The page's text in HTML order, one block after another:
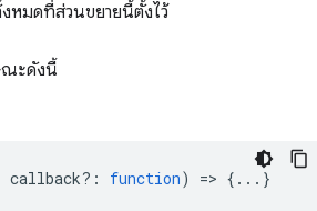
งหมดที่ส่วนขยายนี้ตั้งไว้
ะดังนี้
callback? : function) => {...}